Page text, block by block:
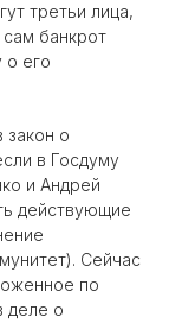
третьи лица,
банкрот
о его
закон о
в Госдуму
и Андрей
действующие
Сейчас
по
деле о